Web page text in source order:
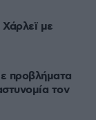
με
προβλήματα
τον